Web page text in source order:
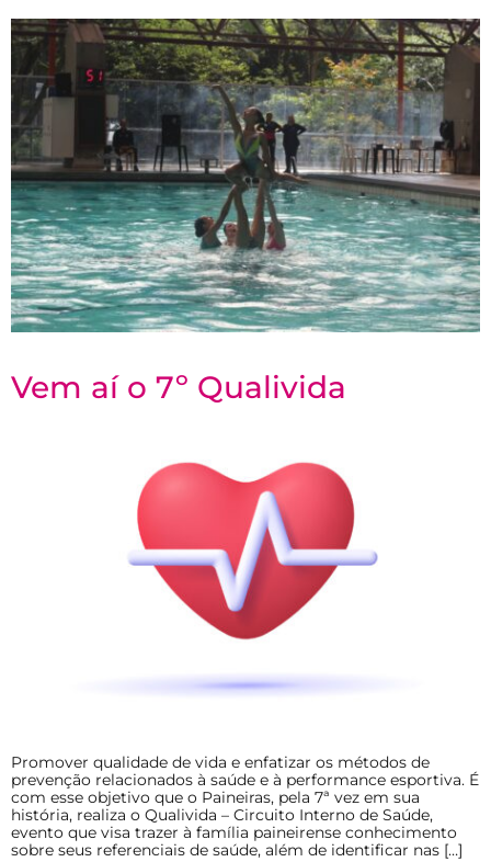
Vem aí o 7º Qualivida
Promover qualidade de vida e enfatizar os métodos de
prevenção relacionados à saúde e à performance esportiva. É
com esse objetivo que o Paineiras, pela 7ª vez em sua
história, realiza o Qualivida – Circuito Interno de Saúde,
evento que visa trazer à família paineirense conhecimento
sobre seus referenciais de saúde, além de identificar nas […]